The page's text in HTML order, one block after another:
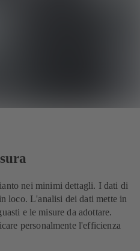
nei minimi dettagli. I dati di
loco. L'analisi dei dati mette in
e le misure da adottare.
personalmente l'efficienza